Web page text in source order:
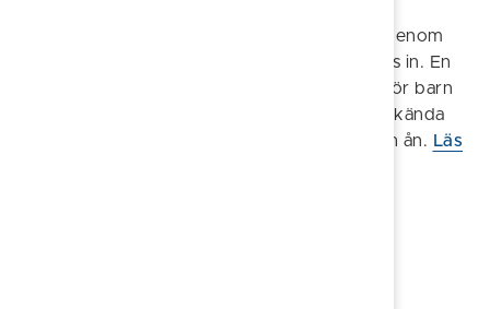
Följ med pigan Sofia på en lekfull vandring genom
Söderköping, där Madickenfilmerna spelades in. En
upplevelse fylld av fantasi och igenkänning för barn
5–10 år i vuxens sällskap – med besök på välkända
platser från filmerna längs gator, gränder och ån. Läs